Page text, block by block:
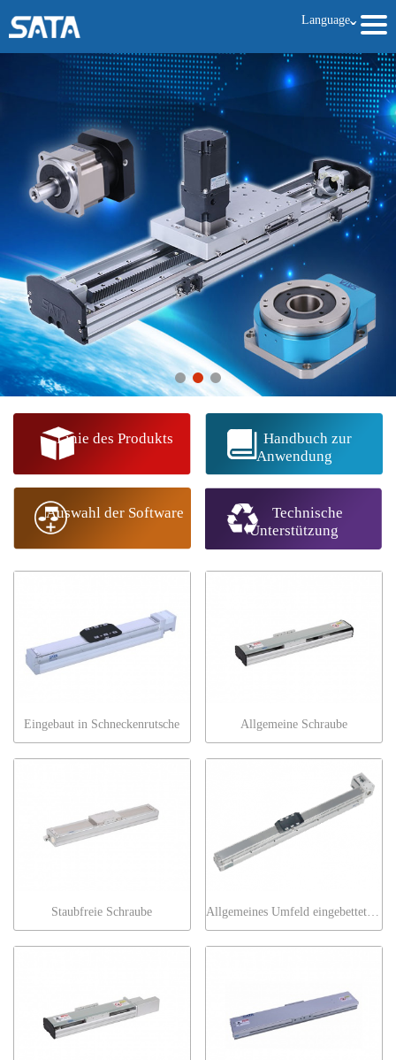
Languageˇ
Linie des Produkts
Handbuch zur
Anwendung
Auswahl der Software
Technische
Unterstützung
Eingebaut in Schneckenrutsche Allgemeine Schraube
Staubfreie Schraube